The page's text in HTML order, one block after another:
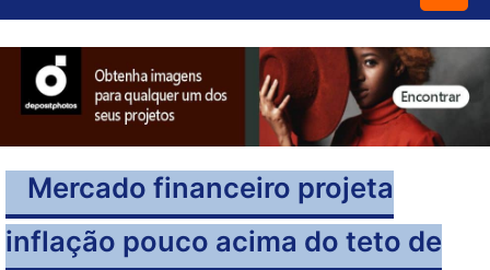
Mercado financeiro projeta
inflação pouco acima do teto de